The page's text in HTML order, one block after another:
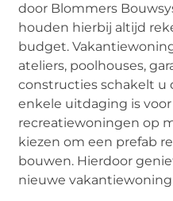
door Blommers
houden hierbij altijd
budget.
ateliers, poolhouses,
constructies schakelt u
enkele uitdaging is
recreatiewoningen op
kiezen om een prefab
bouwen. Hierdoor
nieuwe